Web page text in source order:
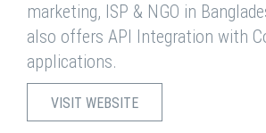
marketing, ISP & NGO in
also offers API Integration with
applications.
VISIT WEBSITE